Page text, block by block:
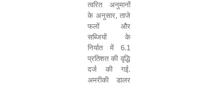
त्वरित अनुमानों
के अनुसार, ताजे
फलों और
सब्जियों के
निर्यात में 6.1
प्रतिशत की वृद्धि
दर्ज की गई.
अमरीकी डालर